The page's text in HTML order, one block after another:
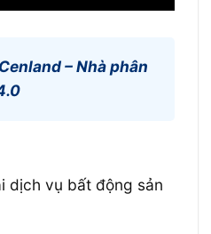
Cenland – Nhà phân
dịch vụ bất động sản